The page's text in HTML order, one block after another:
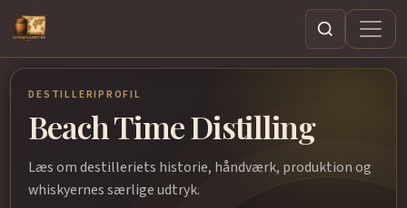
Søg
DESTILLERIPROFIL
Beach Time Distilling
Læs om destilleriets historie, håndværk, produktion og
whiskyernes særlige udtryk.